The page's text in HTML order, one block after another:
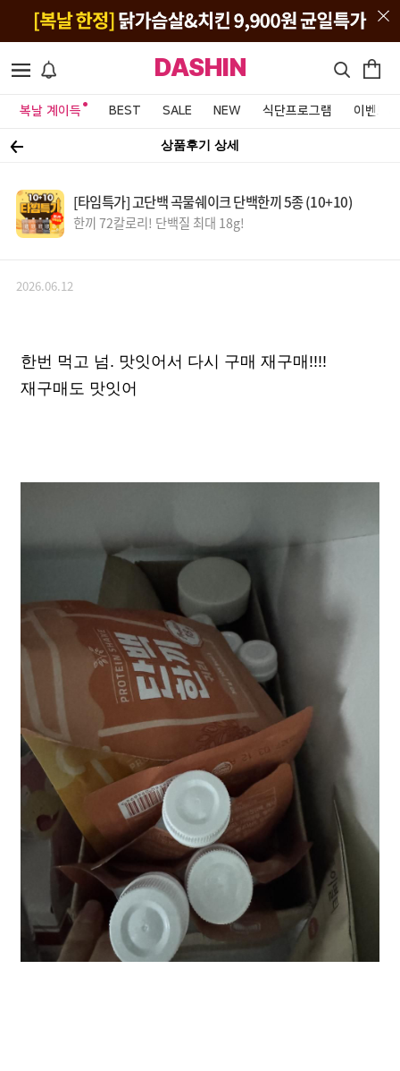
DASHIN
복날 계이득 BEST SALE NEW 식단프로그램 이벤트&
상품후기 상세
[타임특가] 고단백 곡물쉐이크 단백한끼 5종 (10+10)
한끼 72칼로리! 단백질 최대 18g!
2026.06.12
한번 먹고 넘. 맛잇어서 다시 구매 재구매!!!!
재구매도 맛잇어